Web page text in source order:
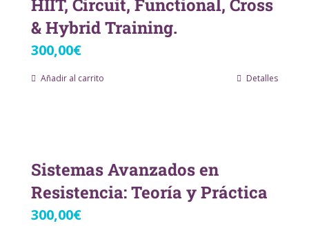
HIIT, Circuit, Functional, Cross
& Hybrid Training.
300,00€
Añadir al carrito Detalles
Sistemas Avanzados en
Resistencia: Teoría y Práctica
300,00€